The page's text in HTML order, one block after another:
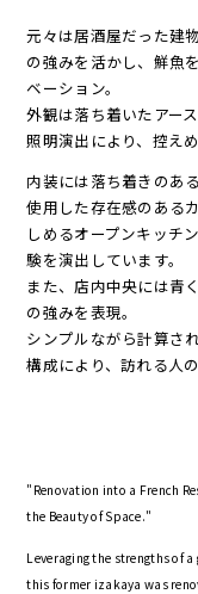
元々は居酒屋だった建
の強みを活かし、鮮魚
ベーション。
外観は落ち着いたアー
照明演出により、控え
内装には落ち着きのあ
使用した存在感のある
しめるオープンキッチ
験を演出しています。
また、店内中央には青
の強みを表現。
シンプルながら計算さ
構成により、訪れる人
"Renovation into a French
the Beauty of Space."
Leveraging the strengths of
this former izakaya was